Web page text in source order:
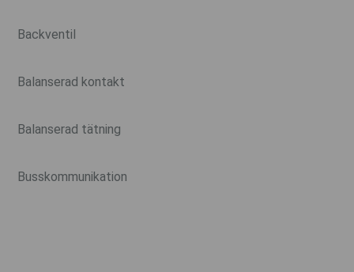
Backventil
Balanserad kontakt
Balanserad tätning
Busskommunikation